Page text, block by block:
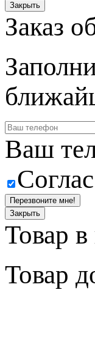
Закрыть
Заказ
Ваш
Перезвоните мне!
Закрыть
Товар в
Товар